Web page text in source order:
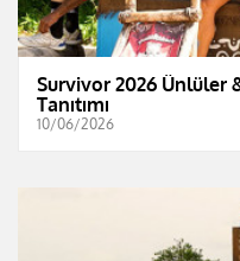
Survivor 2026 Ünlüler
Tanıtımı
10/06/2026